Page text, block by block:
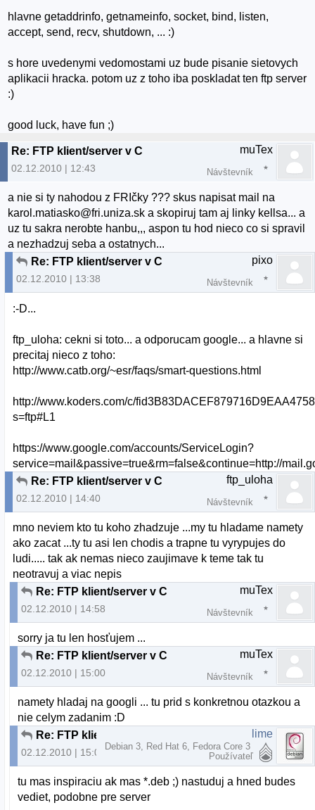
hlavne getaddrinfo, getnameinfo, socket, bind, listen,
accept, send, recv, shutdown, ... :)
s hore uvedenymi vedomostami uz bude pisanie sietovych
aplikacii hracka. potom uz z toho iba poskladat ten ftp server
:)
good luck, have fun ;)
Re: FTP klient/server v C
02.12.2010 | 12:43
muTex
Návštevník
a nie si ty nahodou z FRIčky ??? skus napisat mail na
karol.matiasko@fri.uniza.sk a skopiruj tam aj linky kellsa... a
uz tu sakra nerobte hanbu,,, aspon tu hod nieco co si spravil
a nezhadzuj seba a ostatnych...
Re: FTP klient/server v C
02.12.2010 | 13:38
pixo
Návštevník
:-D...
ftp_uloha: cekni si toto... a odporucam google... a hlavne si
precitaj nieco z toho:
http://www.catb.org/~esr/faqs/smart-questions.html
http://www.koders.com/c/
s=ftp#L1
https://www.google.com/accounts/ServiceLogin?
service=mail&passive=true&rm=false&continue=http://
Re: FTP klient/server v C
02.12.2010 | 14:40
ftp_uloha
Návštevník
mno neviem kto tu koho zhadzuje ...my tu hladame namety
ako zacat ...ty tu asi len chodis a trapne tu vyrypujes do
ludi..... tak ak nemas nieco zaujimave k teme tak tu
neotravuj a viac nepis
Re: FTP klient/server v C
02.12.2010 | 14:58
muTex
Návštevník
sorry ja tu len hosťujem ...
Re: FTP klient/server v C
02.12.2010 | 15:00
muTex
Návštevník
namety hladaj na googli ... tu prid s konkretnou otazkou a
nie celym zadanim :D
Re: FTP klient/server v C
02.12.2010 | 15:03
lime
Debian 3, Red Hat 6, Fedora Core 3
Používateľ
tu mas inspiraciu ak mas *.deb ;) nastuduj a hned budes
vediet, podobne pre server